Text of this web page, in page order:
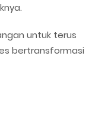
untuk terus
bertransformasi